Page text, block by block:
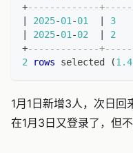
+-------------
2025-01 -01 3
2025-01 -02 2
+-------------
2
rows selected (
1月1日新增3人，次日
在1月3日又登录了，但